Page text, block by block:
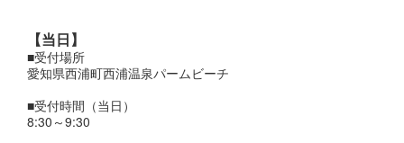
【当日】
■受付場所
愛知県西浦町西浦温泉パームビーチ
■受付時間（当日）
8:30～9:30